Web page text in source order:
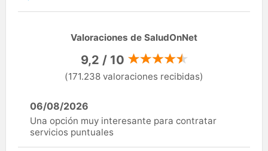
Valoraciones de SaludOnNet
9,2 / 10
(171.238 valoraciones recibidas)
06/08/2026
Una opción muy interesante para contratar
servicios puntuales